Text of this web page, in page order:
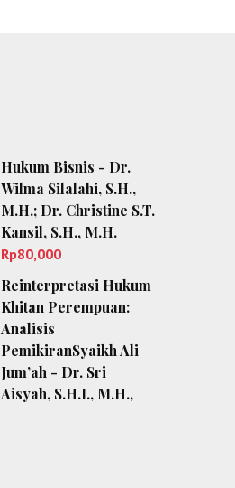
Hukum Bisnis - Dr.
Wilma Silalahi, S.H.,
M.H.; Dr. Christine S.T.
Kansil, S.H., M.H.
Rp80,000
Reinterpretasi Hukum
Khitan Perempuan:
Analisis
PemikiranSyaikh Ali
Jum’ah - Dr. Sri
Aisyah, S.H.I., M.H.,